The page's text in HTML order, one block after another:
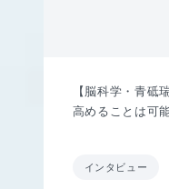
【脳科学・青砥
高めることは可
インタビュー